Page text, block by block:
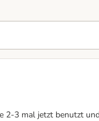
3 mal jetzt benutzt